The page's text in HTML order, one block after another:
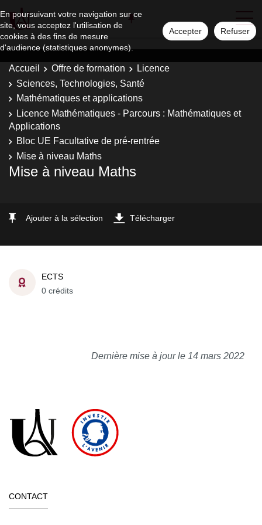
En poursuivant votre navigation sur ce
site, vous acceptez l'utilisation de
cookies à des fins de mesure
d'audience (statistiques anonymes).
Accepter Refuser
Accueil Offre de formation
Licence
Sciences, Technologies, Santé
Mathématiques et applications
Licence Mathématiques - Parcours : Mathématiques et
Applications
Bloc UE Facultative de pré-rentrée
Mise à niveau Maths
Mise à niveau Maths
Ajouter à la sélection Télécharger
ECTS
0 crédits
Dernière mise à jour le 14 mars 2022
CONTACT